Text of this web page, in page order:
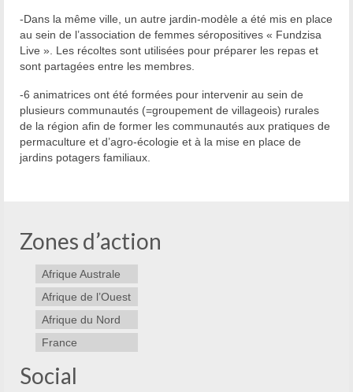
-Dans la même ville, un autre jardin-modèle a été mis en place
au sein de l’association de femmes séropositives « Fundzisa
Live ». Les récoltes sont utilisées pour préparer les repas et
sont partagées entre les membres.
-6 animatrices ont été formées pour intervenir au sein de
plusieurs communautés (=groupement de villageois) rurales
de la région afin de former les communautés aux pratiques de
permaculture et d’agro-écologie et à la mise en place de
jardins potagers familiaux.
Zones d’action
Afrique Australe
Afrique de l’Ouest
Afrique du Nord
France
Social